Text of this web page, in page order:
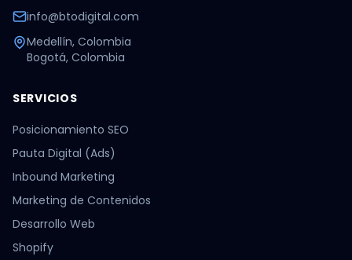
info@btodigital.com
Medellín, Colombia
Bogotá, Colombia
SERVICIOS
Posicionamiento SEO
Pauta Digital (Ads)
Inbound Marketing
Marketing de Contenidos
Desarrollo Web
Shopify